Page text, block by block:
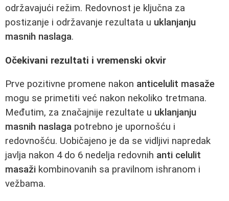
održavajući režim. Redovnost je ključna za
postizanje i održavanje rezultata u uklanjanju
masnih naslaga.
Očekivani rezultati i vremenski okvir
Prve pozitivne promene nakon anticelulit masaže
mogu se primetiti već nakon nekoliko tretmana.
Međutim, za značajnije rezultate u uklanjanju
masnih naslaga potrebno je upornošću i
redovnošću. Uobičajeno je da se vidljivi napredak
javlja nakon 4 do 6 nedelja redovnih anti celulit
masaži kombinovanih sa pravilnom ishranom i
vežbama.